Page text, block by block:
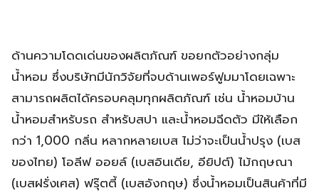
ด้านความโดดเด่นของผลิตภัณฑ์ ขอยกตัวอย่างกลุ่ม
น้ำหอม ซึ่งบริษัทมีนักวิจัยที่จบด้านเพอร์ฟูมมาโดยเฉพาะ
สามารถผลิตได้ครอบคลุมทุกผลิตภัณฑ์ เช่น น้ำหอมบ้าน
น้ำหอมสำหรับรถ สำหรับสปา และน้ำหอมฉีดตัว มีให้เลือก
กว่า 1,000 กลิ่น หลากหลายเบส ไม่ว่าจะเป็นน้ำปรุง (เบส
ของไทย) โอลีฟ ออยล์ (เบสอินเดีย, อียิปต์) ไม้กฤษณา
(เบสฝรั่งเศส) ฟรุ๊ตตี้ (เบสอังกฤษ) ซึ่งน้ำหอมเป็นสินค้าที่มี